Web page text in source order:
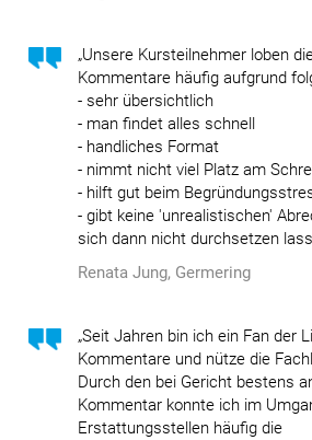
„Unsere Kursteilnehmer loben
Kommentare häufig aufgrund
- sehr übersichtlich
- man findet alles schnell
- handliches Format
- nimmt nicht viel Platz am
- hilft gut beim
- gibt keine 'unrealistischen'
sich dann nicht durchsetzen
Renata Jung, Germering
„Seit Jahren bin ich ein Fan der
Kommentare und nütze die
Durch den bei Gericht bestens
Kommentar konnte ich im
Erstattungsstellen häufig die